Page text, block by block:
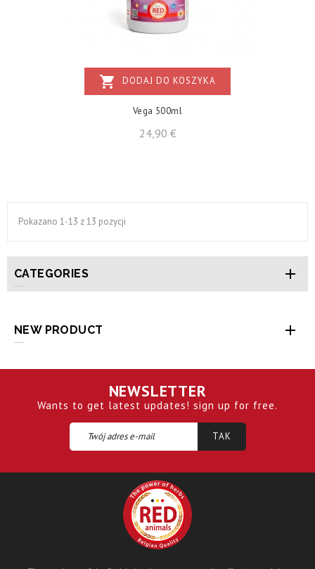
shopping_cart DODAJ DO KOSZYKA
Vega 500ml
24,90 €Cena
Pokazano 1-13 z 13 pozycji
CATEGORIES 
NEW PRODUCT 
NEWSLETTER
Wants to get latest updates! sign up for free.